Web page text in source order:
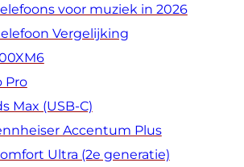
voor muziek in 2026
Vergelijking
Pro
Max (USB-C)
Accentum Plus
Ultra (2e generatie)